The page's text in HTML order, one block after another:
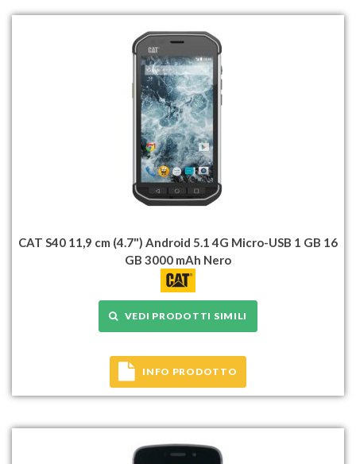
CAT S40 11,9 cm (4.7") Android 5.1 4G Micro-USB 1 GB 16
GB 3000 mAh Nero
VEDI PRODOTTI SIMILI
INFO PRODOTTO